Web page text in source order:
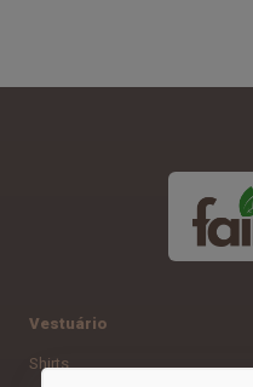
Vestuário
Shirts